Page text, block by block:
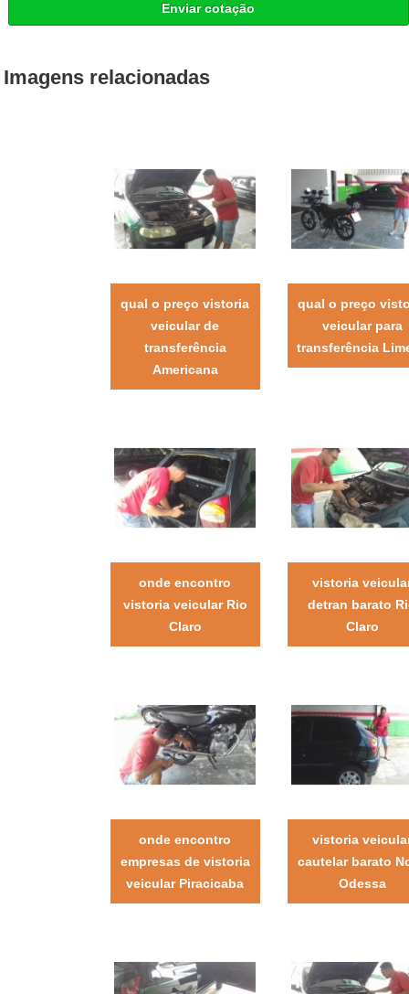
Enviar cotação
Imagens relacionadas
qual o preço vistoria
veicular de
transferência
Americana
qual o preço
veicular para
transferência
onde encontro
vistoria veicular Rio
Claro
vistoria
detran barato
Claro
onde encontro
empresas de vistoria
veicular Piracicaba
vistoria
cautelar barato
Odessa